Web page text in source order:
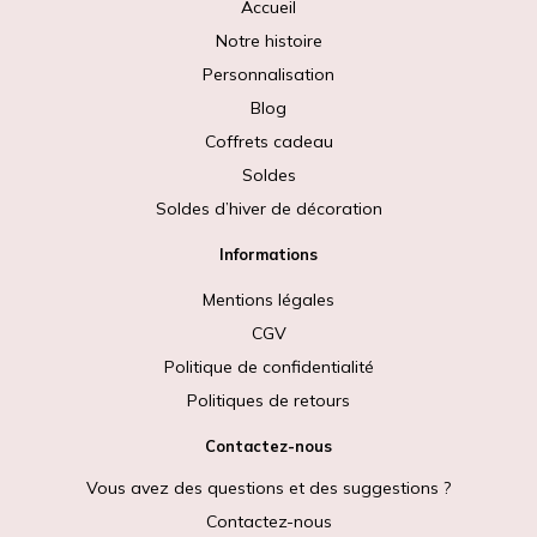
Accueil
Notre histoire
Personnalisation
Blog
Coffrets cadeau
Soldes
Soldes d’hiver de décoration
Informations
Mentions légales
CGV
Politique de confidentialité
Politiques de retours
Contactez-nous
Vous avez des questions et des suggestions ?
Contactez-nous